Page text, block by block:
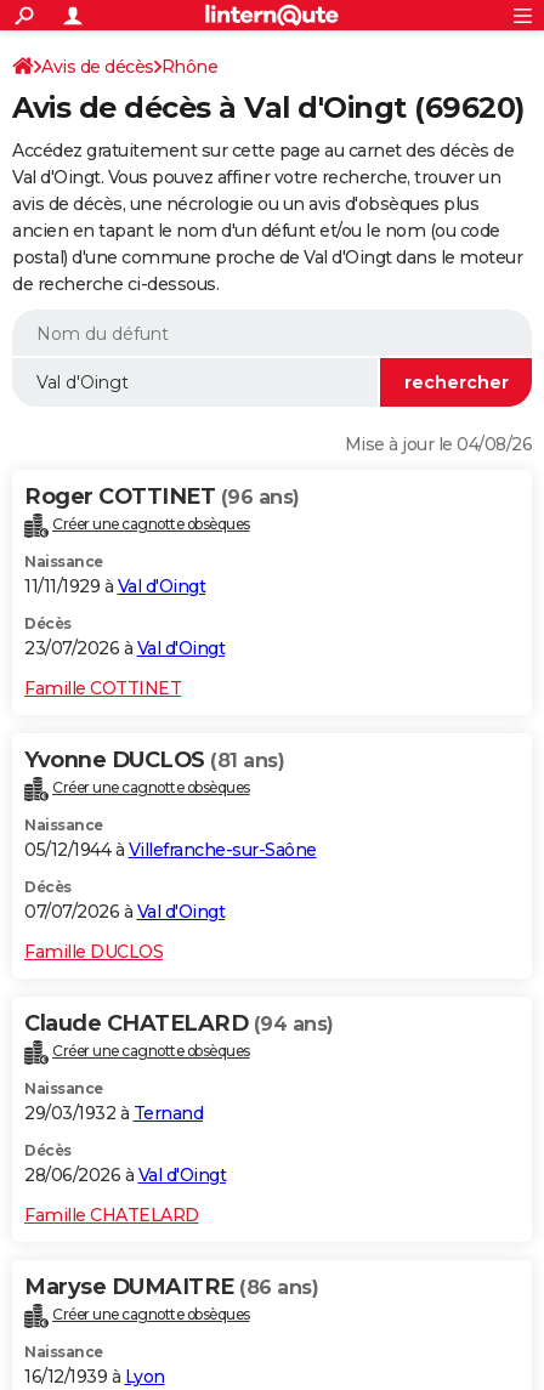
ACTUALITÉS
Politique
Société
Faits Divers
Education
Monde
Villes
+
SPORT
Coupe du monde 2026
Football
Tennis
Cyclisme
Rugby
Forum
Programme TV
TNT
Streaming
Cinéma
Sorties cinéma
Musique
+
FINANCE
Retraite
Impôts
Epargne
Immobilier
Risques naturels par ville
Banque
Assurance
Crédit
AUTO
Essais
Réserver un essai
Citadines
Berlines
SUV
Forum auto
+
HIGH-TECH
BRICOLAGE
WEEK-END
Alimentation
Guide de la santé
Maladies
Médicaments
Sommeil
VOYAGE
Destinations
City break
Voyage nature
Voyage de noces
Forum
Climat
+PHOTO
GUIDES D'ACHAT
Carte de Noël
Carte Bonne année
Carte Saint-Valentin
Carte Pâques
Carte d'anniversaire
DICTIONNAIRE
Dictionnaire
Biographies
Citations
Expressions
Proverbes
PROGRAMME TV
S'inscrire
Se connecter
Lycées
Collèges
Primaires
Universités
Entreprises
Service militaire
Avis de recherche
AVIS DE DÉCÈS
FORUM
Bricolage
Lifestyle
Culture
Sport
Auto
Television
Voyage
Cinema
Avis de décès Rhône
Avis de décès à Val d'Oingt (69620)
Accédez gratuitement sur cette page au carnet des décès de
Val d'Oingt. Vous pouvez affiner votre recherche, trouver un
avis de décès, une nécrologie ou un avis d'obsèques plus
ancien en tapant le nom d'un défunt et/ou le nom (ou code
postal) d'une commune proche de Val d'Oingt dans le moteur
de recherche ci-dessous.
Mise à jour le 04/08/26
Roger COTTINET (96 ans)
Créer une cagnotte obsèques
Naissance
11/11/1929 à Val d'Oingt
Décès
23/07/2026 à Val d'Oingt
Famille COTTINET
Yvonne DUCLOS (81 ans)
Créer une cagnotte obsèques
Naissance
05/12/1944 à Villefranche-sur-Saône
Décès
07/07/2026 à Val d'Oingt
Famille DUCLOS
Claude CHATELARD (94 ans)
Créer une cagnotte obsèques
Naissance
29/03/1932 à Ternand
Décès
28/06/2026 à Val d'Oingt
Famille CHATELARD
Maryse DUMAITRE (86 ans)
Créer une cagnotte obsèques
Naissance
16/12/1939 à Lyon